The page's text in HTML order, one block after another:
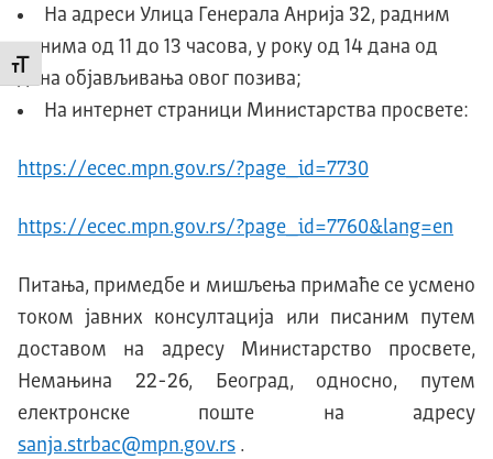
Промени величину слова
На адреси Улица Генерала Анрија 32, радним
данима од 11 до 13 часова, у року од 14 дана од
дана објављивања овог позива;
На интернет страници Министарства просвете:
https://ecec.mpn.gov.rs/?page_id=7730
https://ecec.mpn.gov.rs/?page_id=7760&lang=en
Питања, примедбе и мишљења примаће се усмено
током јавних консултација или писаним путем
доставом на адресу Министарство просвете,
Немањина 22-26, Београд, односно, путем
електронске поште на адресу
sanja.strbac@mpn.gov.rs .